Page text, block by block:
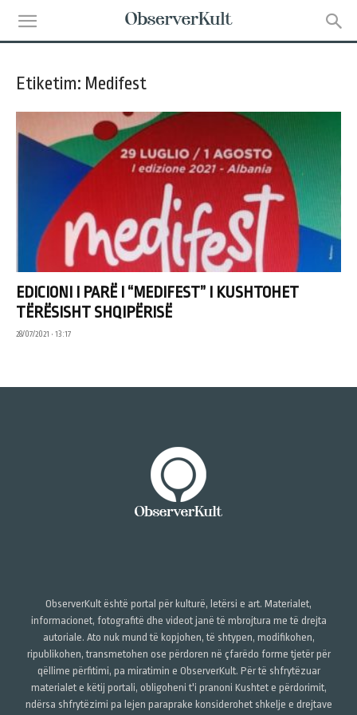
Etiketim: Medifest
EDICIONI I PARË I “MEDIFEST” I KUSHTOHET
TËRËSISHT SHQIPËRISË
28/07/2021 • 13:17
ObserverKult është portal për kulturë, letërsi e art. Materialet,
informacionet, fotografitë dhe videot janë të mbrojtura me të drejta
autoriale. Ato nuk mund të kopjohen, të shtypen, modifikohen,
ripublikohen, transmetohen ose përdoren në çfarëdo forme tjetër për
qëllime përfitimi, pa miratimin e ObserverKult. Për të shfrytëzuar
materialet e këtij portali, obligoheni t'i pranoni Kushtet e përdorimit,
ndërsa shfrytëzimi pa lejen paraprake konsiderohet shkelje e drejtave